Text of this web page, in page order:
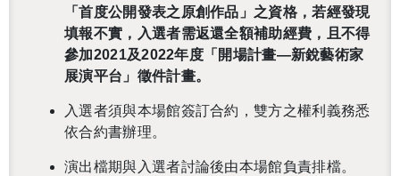
「首度公開發表之原創作品」之資格，若經發現
填報不實，入選者需返還全額補助經費，且不得
參加2021及2022年度「開場計畫—新銳藝術家
展演平台」徵件計畫。
入選者須與本場館簽訂合約，雙方之權利義務悉
依合約書辦理。
演出檔期與入選者討論後由本場館負責排檔。